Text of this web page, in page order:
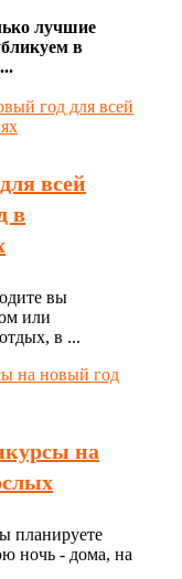
лучшие
в
всей
в
вы
или
в ...
на
планируете
ночь - дома, на